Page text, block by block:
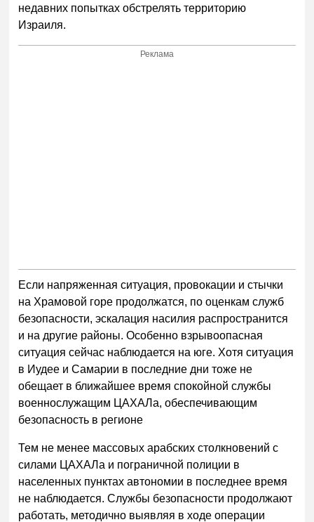
недавних попытках обстрелять территорию
Израиля.
Реклама
Если напряженная ситуация, провокации и стычки
на Храмовой горе продолжатся, по оценкам служб
безопасности, эскалация насилия распространится
и на другие районы. Особенно взрывоопасная
ситуация сейчас наблюдается на юге. Хотя ситуация
в Иудее и Самарии в последние дни тоже не
обещает в ближайшее время спокойной службы
военнослужащим ЦАХАЛа, обеспечивающим
безопасность в регионе
Тем не менее массовых арабских столкновений с
силами ЦАХАЛа и пограничной полиции в
населенных пунктах автономии в последнее время
не наблюдается. Службы безопасности продолжают
работать, методично выявляя в ходе операции